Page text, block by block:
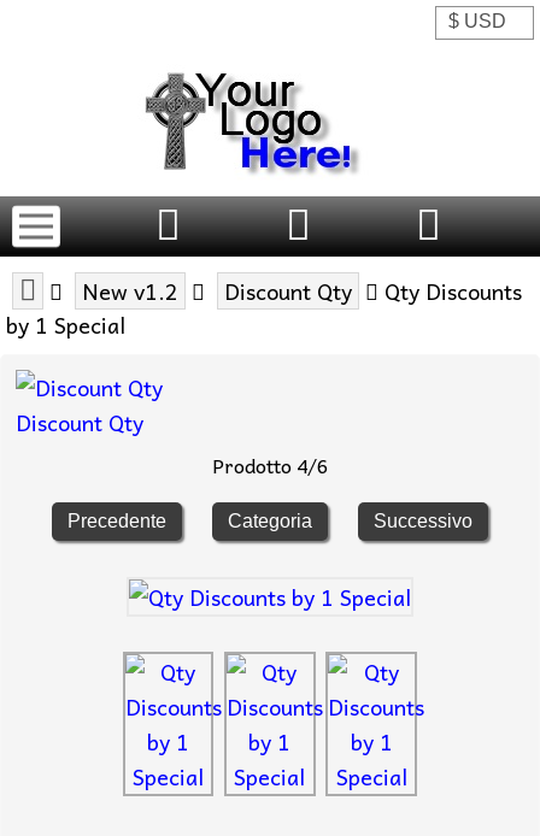
New v1.2 Discount Qty
Qty Discounts
by 1 Special
Discount Qty
Prodotto 4/6
Precedente Categoria Successivo